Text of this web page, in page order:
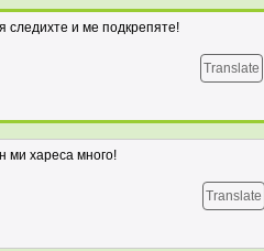
следихте и ме подкрепяте!
Translate
ми хареса много!
Translate